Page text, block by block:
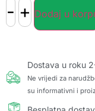
- + Dodaj u
Dostava u roku
Ne vrijedi za
su informativni i